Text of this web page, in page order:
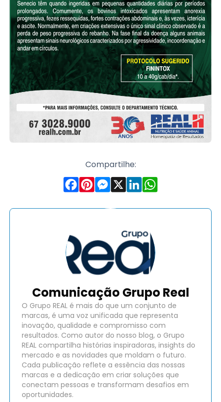
Compartilhe:
Comunicação Grupo Real
O Grupo REAL é mais do que um conjunto de
marcas, é uma voz unificada que representa
inovação, qualidade e compromisso com
resultados. Como autor do nosso blog, o Grupo
REAL compartilha histórias inspiradoras, insights do
mercado e as novidades que moldam o futuro.
Cada publicação reflete a essência das nossas
marcas e a dedicação em criar soluções que
conectam pessoas e transformam desafios em
oportunidades.